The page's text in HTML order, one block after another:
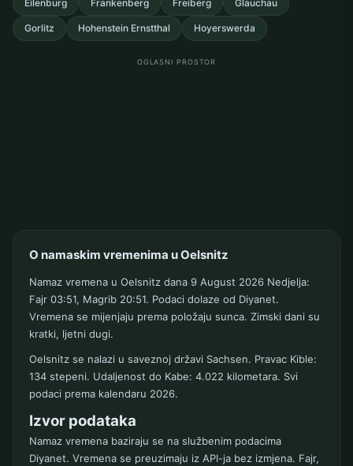
Eilenburg Frankenberg Freiberg Glauchau
Gorlitz Hohenstein Ernstthal Hoyerswerda
OGLASNI PROSTOR
O namaskim vremenima u Oelsnitz
Namaz vremena u Oelsnitz dana 9 August 2026 Nedjelja:
Fajr 03:51, Magrib 20:51. Podaci dolaze od Diyanet.
Vremena se mijenjaju prema položaju sunca. Zimski dani su
kratki, ljetni dugi.
Oelsnitz se nalazi u saveznoj državi Sachsen. Pravac Kible:
134 stepeni. Udaljenost do Kabe: 4.022 kilometara. Svi
podaci prema kalendaru 2026.
Izvor podataka
Namaz vremena baziraju se na službenim podacima
Diyanet. Vremena se preuzimaju iz API-ja bez izmjena. Fajr,